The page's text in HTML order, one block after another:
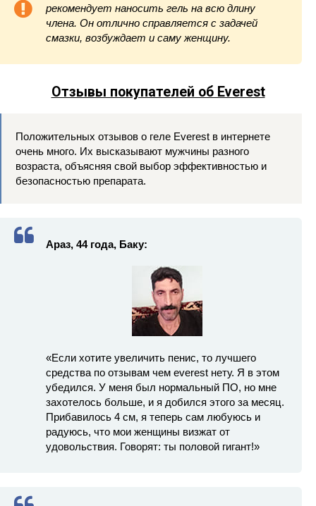
рекомендует наносить гель на всю длину
члена. Он отлично справляется с задачей
смазки, возбуждает и саму женщину.
Отзывы покупателей об Everest
Положительных отзывов о геле Everest в интернете
очень много. Их высказывают мужчины разного
возраста, объясняя свой выбор эффективностью и
безопасностью препарата.
Араз, 44 года, Баку:
«Если хотите увеличить пенис, то лучшего
средства по отзывам чем everest нету. Я в этом
убедился. У меня был нормальный ПО, но мне
захотелось больше, и я добился этого за месяц.
Прибавилось 4 см, я теперь сам любуюсь и
радуюсь, что мои женщины визжат от
удовольствия. Говорят: ты половой гигант!»